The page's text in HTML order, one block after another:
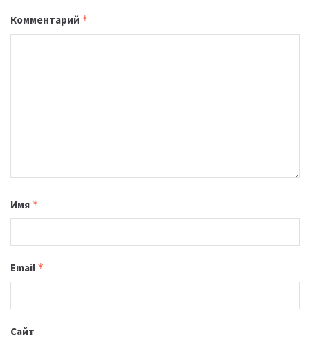
Комментарий *
Имя *
Email *
Сайт